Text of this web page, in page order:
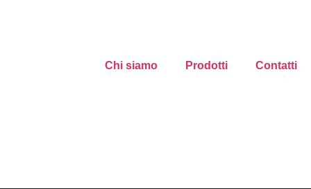
Chi siamo Prodotti Contatti